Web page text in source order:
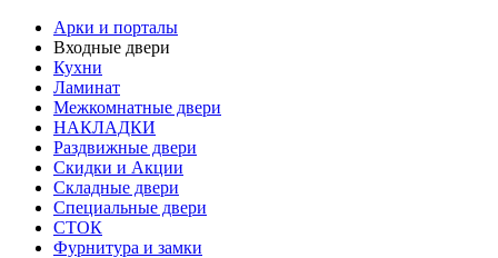
Арки и порталы
Входные двери
Кухни
Ламинат
Межкомнатные двери
НАКЛАДКИ
Раздвижные двери
Скидки и Акции
Складные двери
Специальные двери
СТОК
Фурнитура и замки